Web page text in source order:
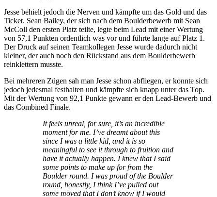
Jesse behielt jedoch die Nerven und kämpfte um das Gold und das
Ticket. Sean Bailey, der sich nach dem Boulderbewerb mit Sean
McColl den ersten Platz teilte, legte beim Lead mit einer Wertung
von 57,1 Punkten ordentlich was vor und führte lange auf Platz 1.
Der Druck auf seinen Teamkollegen Jesse wurde dadurch nicht
kleiner, der auch noch den Rückstand aus dem Boulderbewerb
reinklettern musste.
Bei mehreren Zügen sah man Jesse schon abfliegen, er konnte sich
jedoch jedesmal festhalten und kämpfte sich knapp unter das Top.
Mit der Wertung von 92,1 Punkte gewann er den Lead-Bewerb und
das Combined Finale.
It feels unreal, for sure, it’s an incredible
moment for me. I’ve dreamt about this
since I was a little kid, and it is so
meaningful to see it through to fruition and
have it actually happen. I knew that I said
some points to make up for from the
Boulder round. I was proud of the Boulder
round, honestly, I think I’ve pulled out
some moved that I don’t know if I would